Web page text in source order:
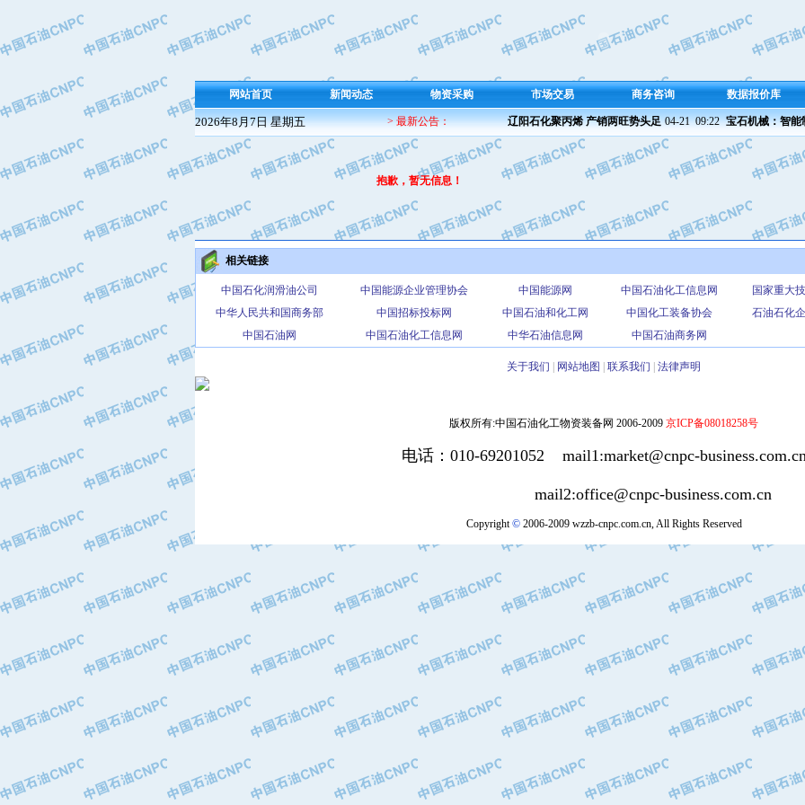
网站首页 新闻动态 物资采购 市场交易 商务咨询 数据报价库
2026年8月7日 星期五 > 最新公告： 辽阳石化聚丙烯 产销两旺势头足 04-21  09:22 宝石机械：智能
抱歉，暂无信息！
相关链接
中国石化润滑油公司 中国能源企业管理协会 中国能源网 中国石油化工信息网
国家重大
中华人民共和国商务部
中国招标投标网 中国石油和化工网 中国化工装备协会
石油石化
中国石油网
中国石油化工信息网 中华石油信息网 中国石油商务网
关于我们 网站地图 联系我们 法律声明
版权所有:中国石油化工物资装备网 2006-2009 京ICP备08018258号
电话：010-69201052 mail1:market@cnpc-
mail2:office@cnpc-business.com.cn
Copyright©2006-2009 wzzb-cnpc.com.cn, All Rights Reserved